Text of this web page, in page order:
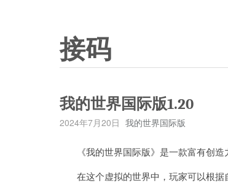
接码
我的世界国际版1.20
2024年7月20日 我的世界国际版
《我的世界国际版》是一款富有创造
在这个虚拟的世界中，玩家可以根据